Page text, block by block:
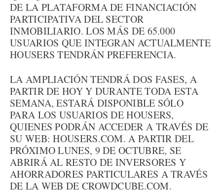
DE LA PLATAFORMA DE FINANCIACIÓN
PARTICIPATIVA DEL SECTOR
INMOBILIARIO. LOS MÁS DE 65.000
USUARIOS QUE INTEGRAN ACTUALMENTE
HOUSERS TENDRÁN PREFERENCIA.
LA AMPLIACIÓN TENDRÁ DOS FASES, A
PARTIR DE HOY Y DURANTE TODA ESTA
SEMANA, ESTARÁ DISPONIBLE SÓLO
PARA LOS USUARIOS DE HOUSERS,
QUIENES PODRÁN ACCEDER A TRAVÉS DE
SU WEB: HOUSERS.COM. A PARTIR DEL
PRÓXIMO LUNES, 9 DE OCTUBRE, SE
ABRIRÁ AL RESTO DE INVERSORES Y
AHORRADORES PARTICULARES A TRAVÉS
DE LA WEB DE CROWDCUBE.COM.